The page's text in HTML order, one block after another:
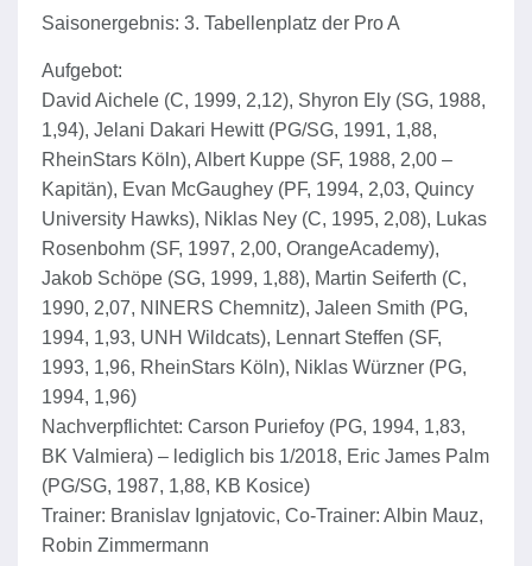
Saisonergebnis: 3. Tabellenplatz der Pro A
Aufgebot:
David Aichele (C, 1999, 2,12), Shyron Ely (SG, 1988,
1,94), Jelani Dakari Hewitt (PG/SG, 1991, 1,88,
RheinStars Köln), Albert Kuppe (SF, 1988, 2,00 –
Kapitän), Evan McGaughey (PF, 1994, 2,03, Quincy
University Hawks), Niklas Ney (C, 1995, 2,08), Lukas
Rosenbohm (SF, 1997, 2,00, OrangeAcademy),
Jakob Schöpe (SG, 1999, 1,88), Martin Seiferth (C,
1990, 2,07, NINERS Chemnitz), Jaleen Smith (PG,
1994, 1,93, UNH Wildcats), Lennart Steffen (SF,
1993, 1,96, RheinStars Köln), Niklas Würzner (PG,
1994, 1,96)
Nachverpflichtet: Carson Puriefoy (PG, 1994, 1,83,
BK Valmiera) – lediglich bis 1/2018, Eric James Palm
(PG/SG, 1987, 1,88, KB Kosice)
Trainer: Branislav Ignjatovic, Co-Trainer: Albin Mauz,
Robin Zimmermann